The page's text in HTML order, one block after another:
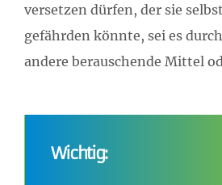
versetzen dürfen, der sie
gefährden könnte, sei es
andere berauschende Mittel
Wichtig: